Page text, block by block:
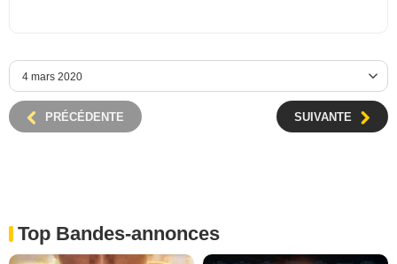
PRÉCÉDENTE SUIVANTE
Top Bandes-annonces